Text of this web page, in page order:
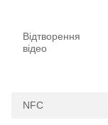
Відтворення
відео
NFC